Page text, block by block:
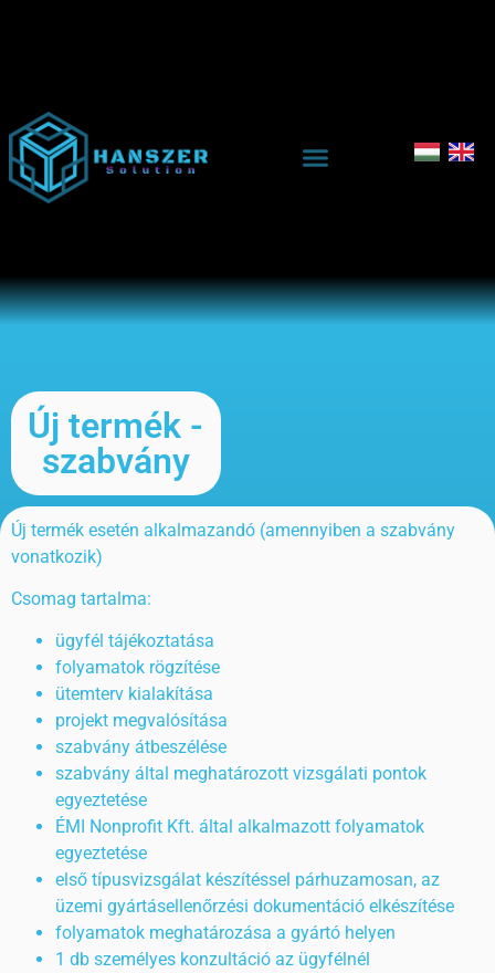
Új termék -
szabvány
Új termék esetén alkalmazandó (amennyiben a szabvány
vonatkozik)
Csomag tartalma:
ügyfél tájékoztatása
folyamatok rögzítése
ütemterv kialakítása
projekt megvalósítása
szabvány átbeszélése
szabvány által meghatározott vizsgálati pontok
egyeztetése
ÉMI Nonprofit Kft. által alkalmazott folyamatok
egyeztetése
első típusvizsgálat készítéssel párhuzamosan, az
üzemi gyártásellenőrzési dokumentáció elkészítése
folyamatok meghatározása a gyártó helyen
1 db személyes konzultáció az ügyfélnél